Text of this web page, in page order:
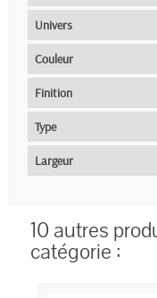
Univers
Couleur
Finition
Type
Largeur
10 autres
catégorie :